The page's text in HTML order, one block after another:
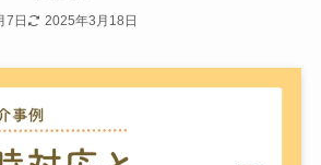
7日 2025年3月18日